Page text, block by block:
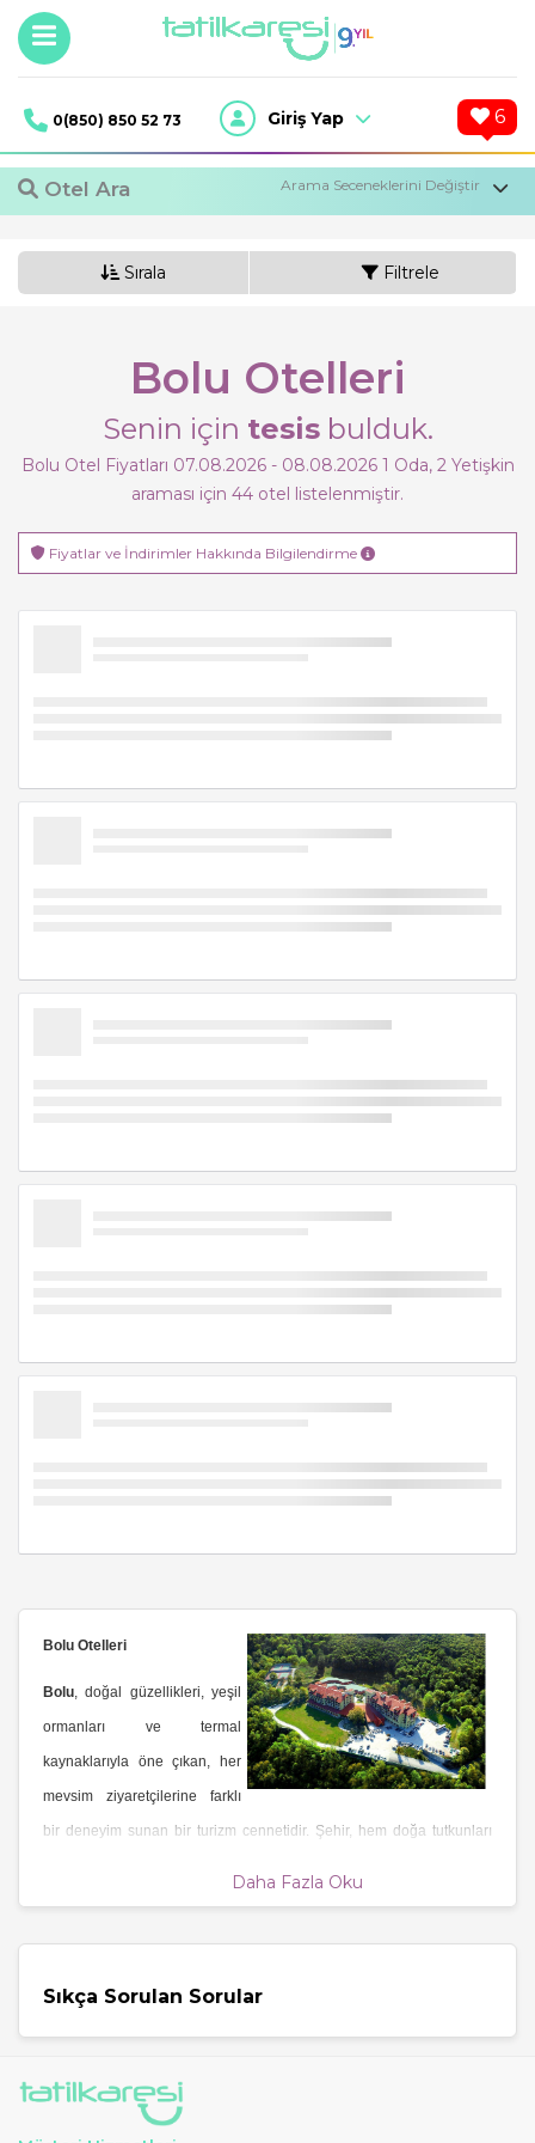
0(850) 850 52 73 Giriş Yap 6
Otel Ara
Oda,2Yetişkin
Sırala Filtrele
Bolu Otelleri
Senin için tesisbulduk.
Bolu Otel Fiyatları 07.08.2026 - 08.08.2026 1 Oda, 2Yetişkin
araması için 44 otel listelenmiştir.
Fiyatlar ve İndirimler Hakkında Bilgilendirme
Bolu Otelleri
Bolu, doğal güzellikleri, yeşil
ormanları ve termal
kaynaklarıyla öne çıkan, her
mevsim ziyaretçilerine farklı
bir deneyim sunan bir turizm cennetidir. Şehir, hem doğa tutkunları
konaklayacağınız otelin yıldız sayısı, sunduğu olanaklar ve konumu
Daha Fazla Oku
Sıkça Sorulan Sorular